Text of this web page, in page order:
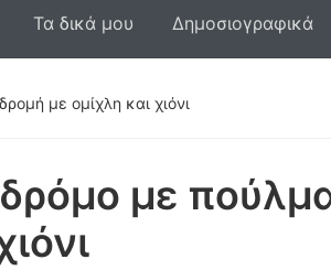
Τα δικά μου Δημοσιογραφικά
με ομίχλη και χιόνι
με